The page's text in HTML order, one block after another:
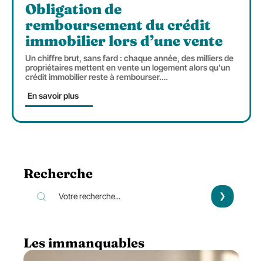
Obligation de
remboursement du crédit
immobilier lors d’une vente
Un chiffre brut, sans fard : chaque année, des milliers de
propriétaires mettent en vente un logement alors qu'un
crédit immobilier reste à rembourser.…
En savoir plus
Recherche
Les immanquables